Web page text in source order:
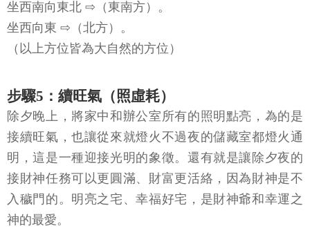
坐西南向東北 ⇨（東南方）。
坐西向東 ⇨（北方）。
（以上方位皆為大自然的方位）
步驟5：續旺氣（照虛耗）
除夕晚上，將家中和辦公室所有的照明點亮，為的是
接續旺氣，也讓從來就燈火不過夜的儲藏室都燈火通
明，這是一種迎接光明的象徵。還有就是讓除夕夜的
接財神任務可以更圓滿、財富更活絡，因為財神是不
入穢門的。明亮之宅、幸福好宅，是財神爺和幸運之
神的最愛。